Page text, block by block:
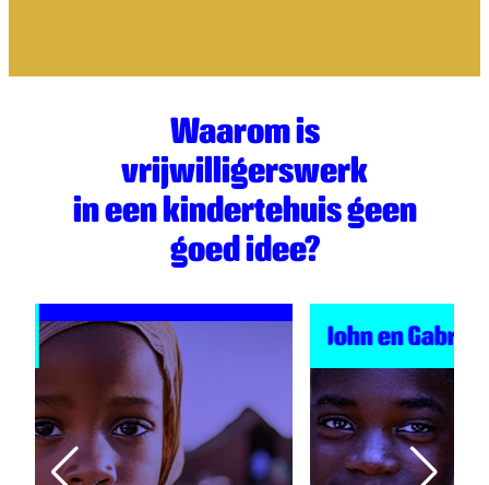
Waarom is
vrijwilligerswerk
in een kindertehuis geen
goed idee?
John en Gabriel